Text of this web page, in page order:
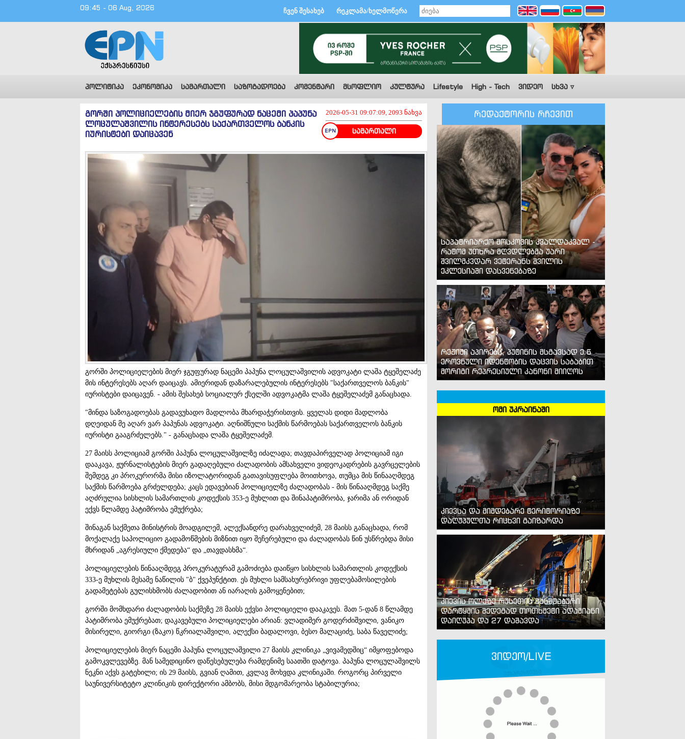
09:45 - 06 Aug, 2026 ჩვენ შესახებ რეკლამა/ხელმოწერა
პოლიტიკა ეკონომიკა სამართალი საზოგადოება კომენტარი მსოფლიო კულტურა Lifestyle High - Tech ვიდეო სხვა ▿
2026-05-31 09:07:09, 2093 ნახვა
სამართალი
გორში პოლიციელების მიერ ჯგუფურად ნაცემი პაპუნა
ლოცულაშვილის ინტერესებს საქართველოს ბანკის
იურისტები დაიცავენ
გორში პოლიციელების მიერ ჯგუფურად ნაცემი პაპუნა ლოცულაშვილის ადვოკატი ლაშა ტყეშელაძე
მის ინტერესებს აღარ დაიცავს. ამიერიდან დაზარალებულის ინტერესებს "საქართველოს ბანკის"
იურისტები დაიცავენ. - ამის შესახებ სოციალურ ქსელში ადვოკატმა ლაშა ტყეშელაძემ განაცხადა.
"მინდა საზოგადოებას გადავუხადო მადლობა მხარდაჭერისთვის. ყველას დიდი მადლობა
დღეიდან მე აღარ ვარ პაპუნას ადვოკატი. აღნიშნული საქმის წარმოებას საქართველოს ბანკის
იურისტი გააგრძელებს." - განაცხადა ლაშა ტყეშელაძემ.
27 მაისს პოლიციამ გორში პაპუნა ლოცულაშვილზე იძალადა; თავდაპირველად პოლიციამ იგი
დააკავა, ჟურნალისტების მიერ გადაღებული ძალადობის ამსახველი ვიდეოკადრების გავრცელების
შემდეგ კი პროკურორმა მისი იზოლატორიდან გათავისუფლება მოითხოვა, თუმცა მის წინააღმდეგ
საქმის წარმოება გრძელდება; კაცს ედავებიან პოლიციელზე ძალადობას - მის წინააღმდეგ საქმე
აღძრულია სისხლის სამართლის კოდექსის 353-ე მუხლით და შინაპატიმრობა, ჯარიმა ან ორიდან
ექვს წლამდე პატიმრობა ემუქრება;
შინაგან საქმეთა მინისტრის მოადგილემ, ალექსანდრე დარახველიძემ, 28 მაისს განაცხადა, რომ
მოქალაქე საპოლიციო გადამოწმების მიზნით იყო შეჩერებული და ძალადობას წინ უსწრებდა მისი
მხრიდან „აგრესიული ქმედება“ და „თავდასხმა“.
პოლიციელების წინააღმდეგ პროკურატურამ გამოძიება დაიწყო სისხლის სამართლის კოდექსის
333-ე მუხლის მესამე ნაწილის "ბ" ქვეპუნქტით. ეს მუხლი სამსახურებრივი უფლებამოსილების
გადამეტებას გულისხმობს ძალადობით ან იარაღის გამოყენებით;
გორში მომხდარი ძალადობის საქმეზე 28 მაისს ექვსი პოლიციელი დააკავეს. მათ 5-დან 8 წლამდე
პატიმრობა ემუქრებათ; დაკავებული პოლიციელები არიან: ვლადიმერ გოდერძიშვილი, ვანიკო
მისირელი, გიორგი (ზაკო) წკრიალაშვილი, ალექსი ბადალოვი, ბესო მალაციძე, საბა წაველიძე;
პოლიციელების მიერ ნაცემი პაპუნა ლოცულაშვილი 27 მაისს კლინიკა „ვივამედშიც“ იმყოფებოდა
გამოკვლევებზე. მან სამედიცინო დაწესებულება რამდენიმე საათში დატოვა. პაპუნა ლოცულაშვილს
ნეკნი აქვს გატეხილი; ის 29 მაისს, გვიან ღამით, კვლავ მოხვდა კლინიკაში. როგორც პირველი
საუნივერსიტეტო კლინიკის დირექტორი ამბობს, მისი მდგომარეობა სტაბილურია;
რედაქტორის რჩევით
საპატრიარქო მოსკოვის კვალდაკვალ -
რატომ უთხრა მღვდლებმა უარი
შვილმკვდარ ვეტერანს შვილის
ეკლესიაში დასვენებაზე
რეჟიმი აპირებს, პუტინის მსგავსად ე.წ
ეროვნული იდენტობის დაცვის საბაბით
მორიგი რეპრესიული კანონი მიიღოს
ომი უკრაინაში
კიევსა და მიმდებარე ტერიტორიაზე
დაღუპულთა რიცხვი გაიზარდა
კიევის ოლქზე რუსეთის მასშტაბური
დარტყმის შედეგად თოთხმეტი ადამიანი
დაიღუპა და 27 დაშავდა
ვიდეო/LIVE